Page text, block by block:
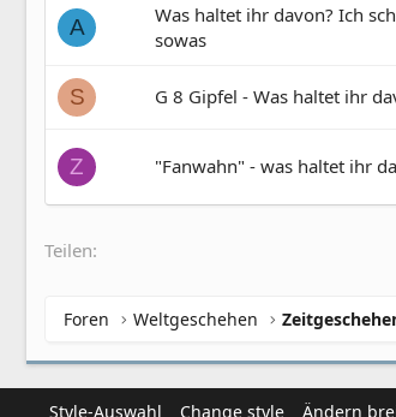
A
Was haltet ihr davon? Ich
sowas
S G 8 Gipfel - Was haltet ihr
Z "Fanwahn" - was haltet ihr
Teilen:
Foren Weltgeschehen
Style-Auswahl Change style Ändern